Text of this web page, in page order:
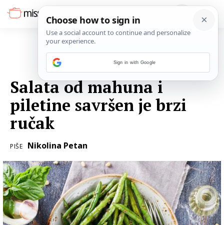
Salata od mahuna i
piletine savršen je brzi
ručak
PIŠE Nikolina Petan
Sign in with Google